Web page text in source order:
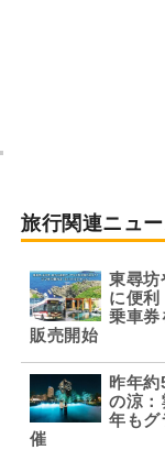
旅行関連ニュ
東尋坊
に便利
乗車券
販売開始
昨年約
の涼：
年もグ
催